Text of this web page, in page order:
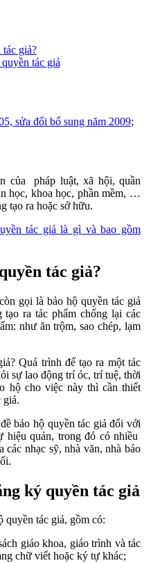
giả?
tác giả
sửa đổi bổ sung năm 2009;
của pháp luật, xã hội, quần
học, khoa học, phần mềm, …
tạo ra hoặc sở hữu.
tác giả là gì và bao gồm
tác giả?
gọi là bảo hộ quyền tác giả
ra tác phẩm chống lại các
như ăn trộm, sao chép, lạm
Quá trình để tạo ra một tác
sự lao động trí óc, trí tuệ, thời
hộ cho việc này thì cần thiết
giả.
bảo hộ quyền tác giả đổi với
hiệu quản, trong đó có nhiều
các nhạc sỹ, nhà văn, nhà báo
ký quyền tác giả
quyền tác giả, gồm có:
giáo khoa, giáo trình và tác
chữ viết hoặc ký tự khác;